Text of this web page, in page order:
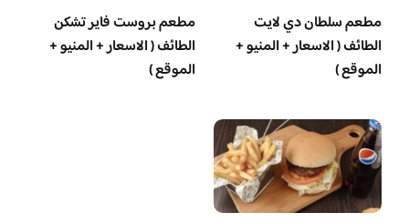
مطعم سلطان دي لايت
الطائف ( الاسعار + المنيو +
الموقع )
مطعم بروست فاير تشكن
الطائف ( الاسعار + المنيو +
الموقع )